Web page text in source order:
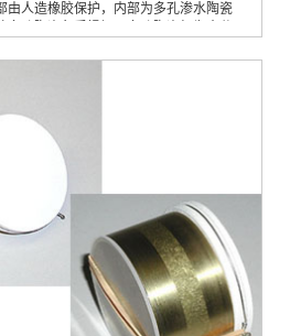
由人造橡胶保护，内部为多孔渗水陶瓷
积效果非常理想，即使是大量土样也能快
能将等待时间减少10倍或者更多。